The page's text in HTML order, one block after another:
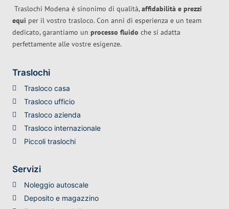
Traslochi Modena è sinonimo di qualità,affidabilità e prezzi
equi per il vostro trasloco. Con anni di esperienza e un team
dedicato, garantiamo un processo fluido che si adatta
perfettamente alle vostre esigenze.
Traslochi
Trasloco casa
Trasloco ufficio
Trasloco azienda
Trasloco internazionale
Piccoli traslochi
Servizi
Noleggio autoscale
Deposito e magazzino